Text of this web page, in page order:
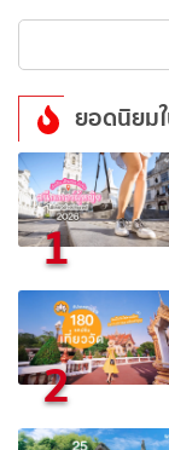
ยอดนิยม
1
2